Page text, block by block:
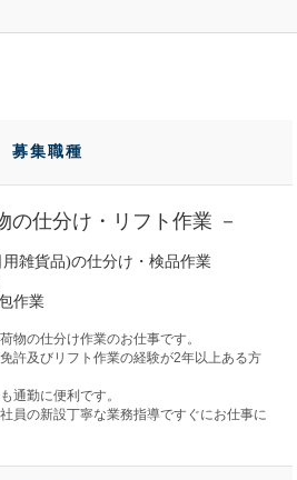
募集職種
の仕分け・リフト作業 －
雑貨品)の仕分け・検品作業
作業
物の仕分け作業のお仕事です。
許及びリフト作業の経験が2年以上ある方
通勤に便利です。
員の新設丁寧な業務指導ですぐにお仕事に